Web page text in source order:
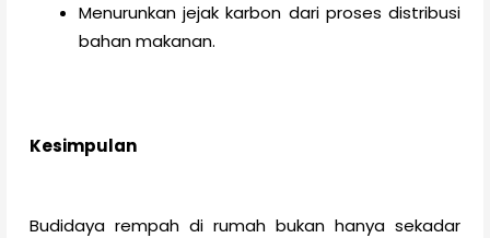
Menurunkan jejak karbon dari proses distribusi
bahan makanan.
Kesimpulan
Budidaya rempah di rumah bukan hanya sekadar